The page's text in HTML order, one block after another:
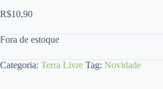
R$10,90
Fora de estoque
Categoria: Terra Livre Tag: Novidade